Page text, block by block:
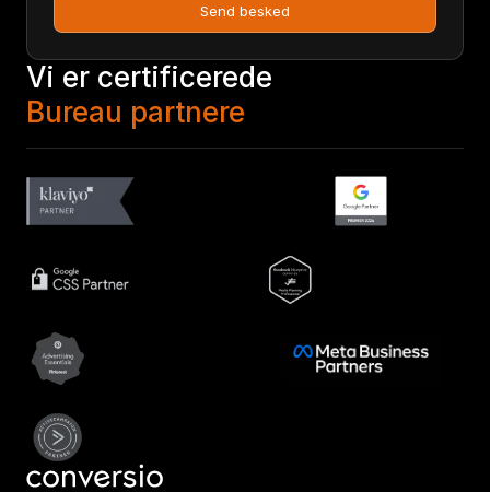
Send besked
Vi er certificerede
Bureau partnere